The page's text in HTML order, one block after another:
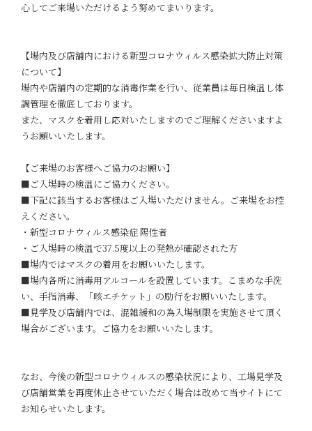
心してご来場いただけるよう努めてまいります。
【場内及び店舗内における新型コロナウィルス感染拡大防止対策
について】
場内や店舗内の定期的な消毒作業を行い、従業員は毎日検温し体
調管理を徹底しております。
また、マスクを着用し応対いたしますのでご理解くださいますよ
うお願いいたします。
【ご来場のお客様へご協力のお願い】
■ご入場時の検温にご協力ください。
■下記に該当するお客様はご入場いただけません。ご来場をお控
えください。
・新型コロナウィルス感染症 陽性者
・ご入場時の検温で37.5度以上の発熱が確認された方
■場内ではマスクの着用をお願いいたします。
■場内各所に消毒用アルコールを設置しています。こまめな手洗
い、手指消毒、「咳エチケット」の励行をお願いいたします。
■見学及び店舗内では、混雑緩和の為入場制限を実施させて頂く
場合がございます。ご協力をお願いいたします。
なお、今後の新型コロナウィルスの感染状況により、工場見学及
び店舗営業を再度休止させていただく場合は改めて当サイトにて
お知らせいたします。